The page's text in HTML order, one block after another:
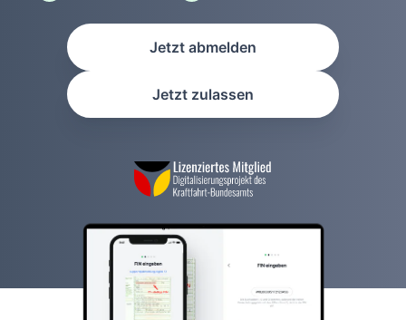
Jetzt abmelden
Jetzt zulassen